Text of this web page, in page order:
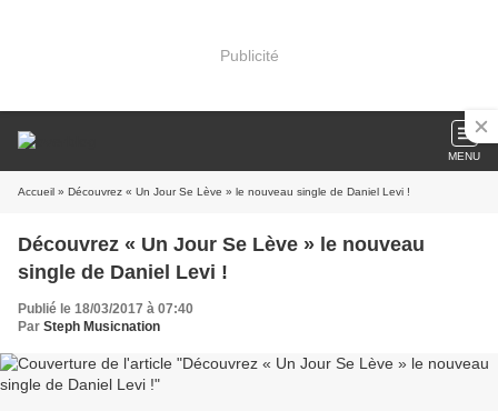
Publicité
MENU
Accueil » Découvrez « Un Jour Se Lève » le nouveau single de Daniel Levi !
Découvrez « Un Jour Se Lève » le nouveau
single de Daniel Levi !
Publié le 18/03/2017 à 07:40
Par Steph Musicnation